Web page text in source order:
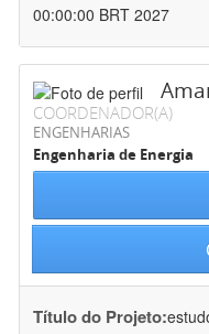
00:00:00 BRT 2027
COORDENADOR(A)
ENGENHARIAS
Engenharia de Energia
Título do Projeto: